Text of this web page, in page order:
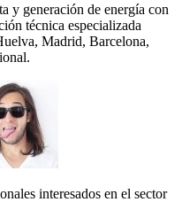
y generación de energía con
técnica especializada
Madrid, Barcelona,
interesados en el sector